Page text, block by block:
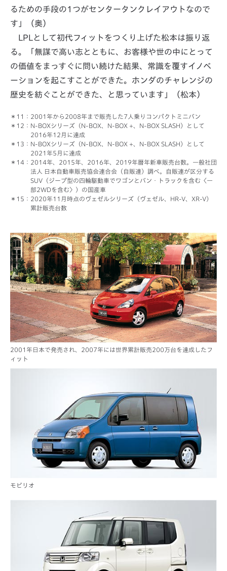
るための手段の1つがセンタータンクレイアウトなので
す」（奥）
LPLとして初代フィットをつくり上げた松本は振り返
る。「無謀で高い志とともに、お客様や世の中にとって
の価値をまっすぐに問い続けた結果、常識を覆すイノベ
ーションを起こすことができた。ホンダのチャレンジの
歴史を紡ぐことができた、と思っています」（松本）
：2001年から2008年まで販売した7人乗りコンパクトミニバン
：N-BOXシリーズ（N-BOX、N-BOX +、N-BOX SLASH）として
2016年12月に達成
：N-BOXシリーズ（N-BOX、N-BOX +、N-BOX SLASH）として
2021年5月に達成
：2014年、2015年、2016年、2019年暦年新車販売台数。一般社団
法人 日本自動車販売協会連合会（自販連）調べ。自販連が区分する
SUV（ジープ型の四輪駆動車でワゴンとバン・トラックを含む〈一
部2WDを含む〉）の国産車
：2020年11月時点のヴェゼルシリーズ（ヴェゼル、HR-V、XR-V）
累計販売台数
2001年日本で発売され、2007年には世界累計販売200万台を達成したフ
ィット
モビリオ